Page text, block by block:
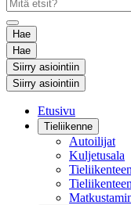
Hae
Hae
Siirry asiointiin
Siirry asiointiin
Etusivu
Tieliikenne
Autoilijat
Kuljetusala